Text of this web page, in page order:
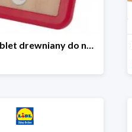
Playtive Tablet drewniany do nauki, interaktywny